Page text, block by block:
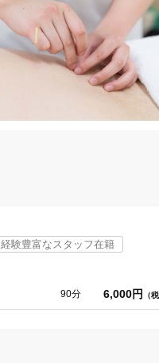
当日予約
往療あり
経験豊富なスタッフ在籍
90分 6,000円 （